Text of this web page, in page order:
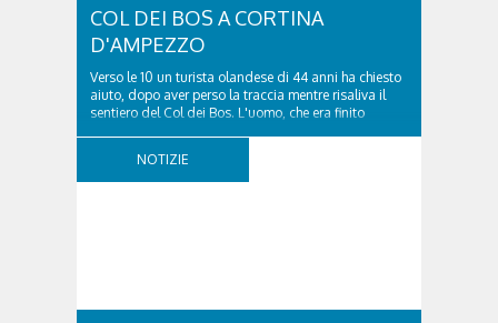
COL DEI BOS A CORTINA
D'AMPEZZO
Verso le 10 un turista olandese di 44 anni ha chiesto
aiuto, dopo aver perso la traccia mentre risaliva il
sentiero del Col dei Bos. L'uomo, che era finito
Torri del Falzarego, era...
NOTIZIE